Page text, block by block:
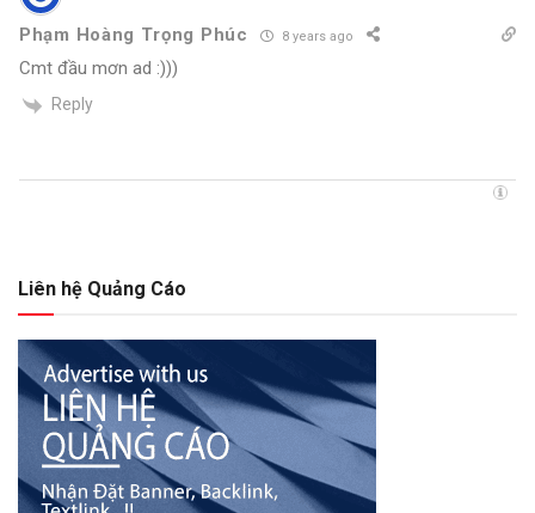
Phạm Hoàng Trọng Phúc 8 years ago
Cmt đầu mơn ad :)))
Reply
Liên hệ Quảng Cáo